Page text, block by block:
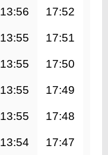
13:56 17:52
13:55 17:51
13:55 17:50
13:55 17:49
13:55 17:48
13:54 17:47